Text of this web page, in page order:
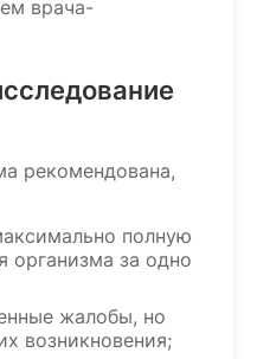
врача-
рекомендована,
полную
организма за одно
жалобы, но
возникновения;